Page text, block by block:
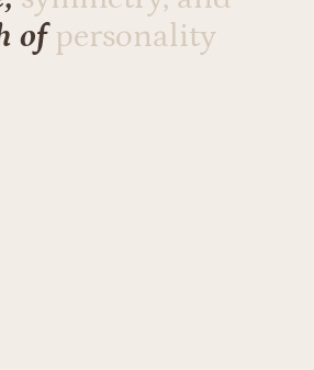
ofpersonality